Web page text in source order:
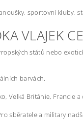
sportovní kluby,
VLAJEK
států nebo
barvách.
Velká Británie, Francie
sběratele a military